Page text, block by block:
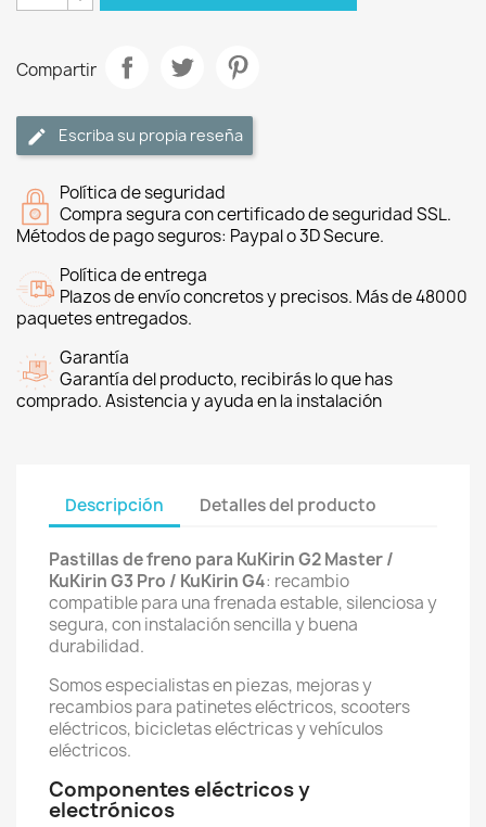
Compartir
Escriba su propia reseña
Política de seguridad
Compra segura con certificado de seguridad SSL.
Métodos de pago seguros: Paypal o 3D Secure.
Política de entrega
Plazos de envío concretos y precisos. Más de 48000
paquetes entregados.
Garantía
Garantía del producto, recibirás lo que has
comprado. Asistencia y ayuda en la instalación
Descripción Detalles del producto
Pastillas de freno para KuKirin G2 Master /
KuKirin G3 Pro / KuKirin G4: recambio
compatible para una frenada estable, silenciosa y
segura, con instalación sencilla y buena
durabilidad.
Somos especialistas en piezas, mejoras y
recambios para patinetes eléctricos, scooters
eléctricos, bicicletas eléctricas y vehículos
eléctricos.
Componentes eléctricos y
electrónicos